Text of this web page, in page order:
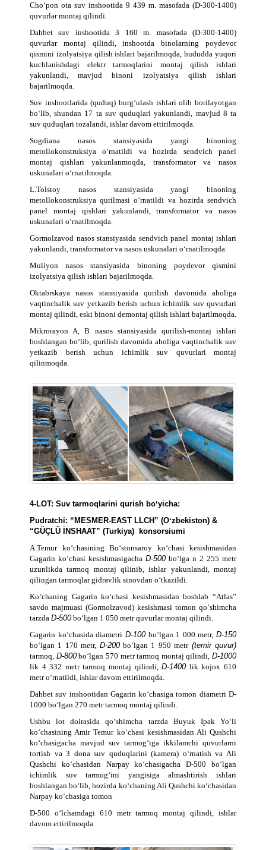
Cho‘pon ota suv inshootida 9 439 m. masofada (D-300-1400)
quvurlar montaj qilindi.
Dahbet suv inshootida 3 160 m. masofada (D-300-1400)
quvurlar montaj qilindi, inshootda binolarning poydevor
qismini izolyatsiya qilish ishlari bajarilmoqda, hududda yuqori
kuchlanishdagi elektr tarmoqlarini montaj qilish ishlari
yakunlandi, mavjud binoni izolyatsiya qilish ishlari
bajarilmoqda.
Suv inshootlarida (quduq) burg‘ulash ishlari olib borilayotgan
bo‘lib, shundan 17 ta suv quduqlari yakunlandi, mavjud 8 ta
suv quduqlari tozalandi, ishlar davom ettirilmoqda.
Sogdiana nasos stansiyasida yangi binoning
metollokonstruksiya o‘rnatildi va hozirda sendvich panel
montaj qishlari yakunlanmoqda, transformator va nasos
uskunalari o‘rnatilmoqda.
L.Tolstoy nasos stansiyasida yangi binoning
metollokonstruksiya qurilmasi o‘rnatildi va hozirda sendvich
panel montaj qishlari yakunlandi, transformator va nasos
uskunalari o‘rnatilmoqda.
Gormolzavod nasos stansiyasida sendvich panel montaj ishlari
yakunlandi, transformator va nasos uskunalari o‘rnatilmoqda.
Muliyon nasos stansiyasida binoning poydevor qismini
izolyatsiya qilish ishlari bajarilmoqda.
Oktabrskaya nasos stansiyasida qurilish davomida aholiga
vaqtinchalik suv yetkazib berish uchun ichimlik suv quvurlari
montaj qilindi, eski binoni demontaj qilish ishlari bajarilmoqda.
Mikrorayon A, B nasos stansiyasida qurilish-montaj ishlari
boshlangan bo‘lib, qurilish davomida aholiga vaqtinchalik suv
yetkazib berish uchun ichimlik suv quvurlari montaj
qilinmoqda.
4-LOT: Suv tarmoqlarini qurish boʻyicha:
Pudratchi: “MESMER-EAST LLCH” (Oʻzbekiston) &
“GÜÇLÜ İNSHAAT” (Turkiya) konsorsiumi
A.Temur ko‘chasining Bo‘stonsaroy ko‘chasi kesishmasidan
Gagarin ko‘chasi kesishmasigacha D-500bo‘lga n 2 255 metr
uzunlikda tarmoq montaj qilinib, ishlar yakunlandi, montaj
qilingan tarmoqlar gidravlik sinovdan o‘tkazildi.
Ko‘chaning Gagarin ko‘chasi kesishmasidan boshlab “Atlas”
savdo majmuasi (Gormolzavod) kesishmasi tomon qo‘shimcha
tarzda D-500bo‘lgan 1 050 metr quvurlar montaj qilindi.
Gagarin ko‘chasida diametri D-100bo‘lgan 1 000 metr, D-150
bo‘lgan 1 170 metr, D-200bo‘lgan 1 950 metr (temir quvur)
tarmoq, D-800bo‘lgan 570 metr tarmoq montaj qilindi, D-1000
lik 4 332 metr tarmoq montaj qilindi,D-1400lik kojox 610
metr o‘rnatildi, ishlar davom ettirilmoqda.
Dahbet suv inshootidan Gagarin ko‘chasiga tomon diametri D-
1000 bo‘lgan 270 metr tarmoq montaj qilindi.
Ushbu lot doirasida qo‘shimcha tarzda Buyuk Ipak Yo‘li
ko‘chasining Amir Temur ko‘chasi kesishmasidan Ali Qushchi
ko‘chasigacha mavjud suv tarmog‘iga ikkilamchi quvurlarni
tortish va 3 dona suv quduqlarini (kamera) o‘rnatish va Ali
Qushchi ko‘chasidan Narpay ko‘chasigacha D-500 bo‘lgan
ichimlik suv tarmog‘ini yangisiga almashtirish ishlari
boshlangan bo‘lib, hozirda ko‘chaning Ali Qushchi ko‘chasidan
Narpay ko‘chasiga tomon
D-500 o‘lchamdagi 610 metr tarmoq montaj qilindi, ishlar
davom ettirilmoqda.